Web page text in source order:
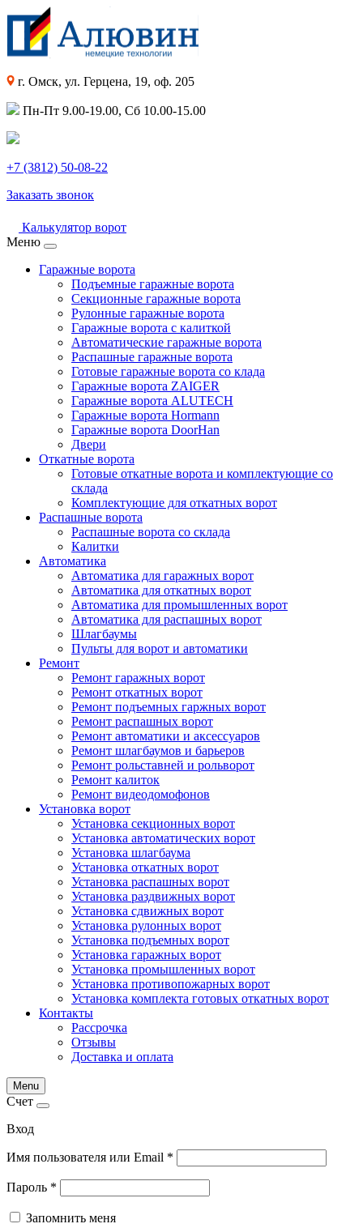
г. Омск, ул. Герцена, 19, оф. 205
Пн-Пт 9.00-19.00, Сб 10.00-15.00
+7 (3812) 50-08-22
Заказать звонок
Калькулятор ворот
Меню
Гаражные ворота
Подъемные гаражные ворота
Секционные гаражные ворота
Рулонные гаражные ворота
Гаражные ворота с калиткой
Автоматические гаражные ворота
Распашные гаражные ворота
Готовые гаражные ворота со клада
Гаражные ворота ZAIGER
Гаражные ворота ALUTECH
Гаражные ворота Hormann
Гаражные ворота DoorHan
Двери
Откатные ворота
Готовые откатные ворота и комплектующие со
склада
Комплектующие для откатных ворот
Распашные ворота
Распашные ворота со склада
Калитки
Автоматика
Автоматика для гаражных ворот
Автоматика для откатных ворот
Автоматика для промышленных ворот
Автоматика для распашных ворот
Шлагбаумы
Пульты для ворот и автоматики
Ремонт
Ремонт гаражных ворот
Ремонт откатных ворот
Ремонт подъемных гаржных ворот
Ремонт распашных ворот
Ремонт автоматики и аксессуаров
Ремонт шлагбаумов и барьеров
Ремонт рольставней и рольворот
Ремонт калиток
Ремонт видеодомофонов
Установка ворот
Установка секционных ворот
Установка автоматических ворот
Установка шлагбаума
Установка откатных ворот
Установка распашных ворот
Установка раздвижных ворот
Установка сдвижных ворот
Установка рулонных ворот
Установка подъемных ворот
Установка гаражных ворот
Установка промышленных ворот
Установка противопожарных ворот
Установка комплекта готовых откатных ворот
Контакты
Рассрочка
Отзывы
Доставка и оплата
Menu
Счет
Вход
Имя пользователя или Email *
Пароль *
Запомнить меня